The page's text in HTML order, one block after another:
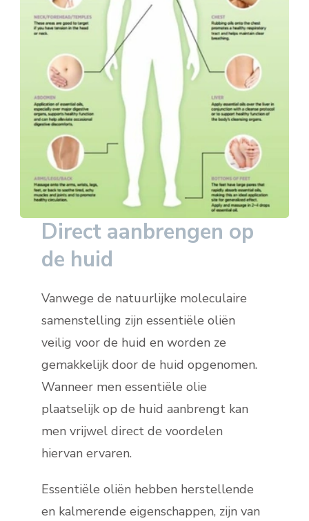
Direct aanbrengen op
de huid
Vanwege de natuurlijke moleculaire
samenstelling zijn essentiële oliën
veilig voor de huid en worden ze
gemakkelijk door de huid opgenomen.
Wanneer men essentiële olie
plaatselijk op de huid aanbrengt kan
men vrijwel direct de voordelen
hiervan ervaren.
Essentiële oliën hebben herstellende
en kalmerende eigenschappen, zijn van